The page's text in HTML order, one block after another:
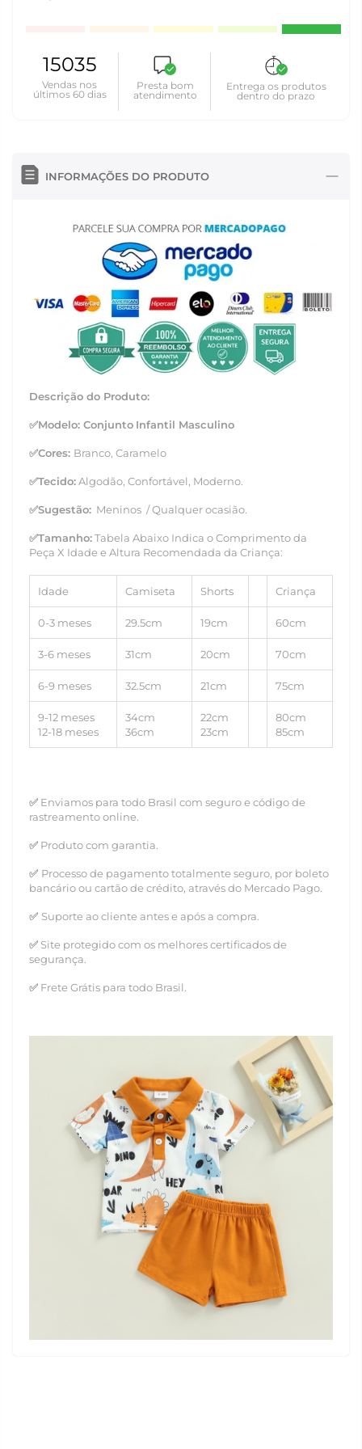
15035
Vendas nos
últimos 60 dias
Presta bom
atendimento
Entrega os produtos
dentro do prazo
INFORMAÇÕES DO PRODUTO
Descrição do Produto:
✅Modelo: Conjunto Infantil Masculino
✅Cores: Branco, Caramelo
✅Tecido:Algodão, Confortável, Moderno.
✅Sugestão: Meninos / Qualquer ocasião.
✅Tamanho:Tabela Abaixo Indica o Comprimento da
Peça X Idade e Altura Recomendada da Criança:
Idade Camiseta Shorts Criança
0-3 meses 29.5cm 19cm 60cm
3-6 meses 31cm 20cm 70cm
6-9 meses 32.5cm 21cm 75cm
9-12 meses
12-18 meses
34cm
36cm
22cm
23cm
80cm
85cm
✅ Enviamos para todo Brasil com seguro e código de
rastreamento online.
✅ Produto com garantia.
✅ Processo de pagamento totalmente seguro, por boleto
bancário ou cartão de crédito, através do Mercado Pago.
✅ Suporte ao cliente antes e após a compra.
✅ Site protegido com os melhores certificados de
segurança.
✅ Frete Grátis para todo Brasil.